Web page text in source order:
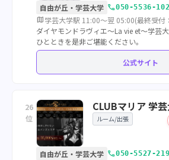
自由が丘・学芸大学 call050-5536-
map学芸大学駅 11:00～翌 05:00(最終受付
ダイヤモンドラヴィエ〜La vie et〜学芸
ひとときを是非ご堪能ください。
公式サイト
26
位
CLUBマリア 学
ルーム/出張
自由が丘・学芸大学 call050-5527-